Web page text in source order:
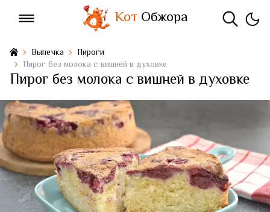
КотОбжора
Выпечка
Пироги
Пирог без молока с вишней в духовке
Пирог без молока с вишней в духовке